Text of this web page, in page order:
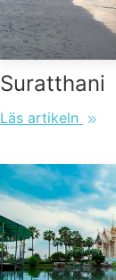
Suratthani
Läs artikeln